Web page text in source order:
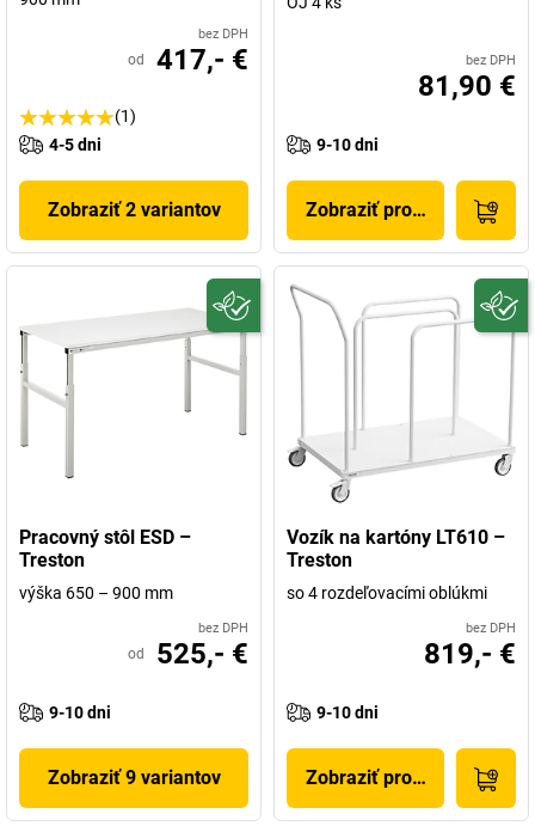
bez DPH
od 417,- €
(1)
4-5 dni
Zobraziť 2 variantov
bez DPH
81,90 €
9-10 dni
Zobraziť produkt
Pracovný stôl ESD –
Treston
výška 650 – 900 mm
bez DPH
od 525,- €
9-10 dni
Zobraziť 9 variantov
Vozík na kartóny LT610 –
Treston
so 4 rozdeľovacími oblúkmi
bez DPH
819,- €
9-10 dni
Zobraziť produkt